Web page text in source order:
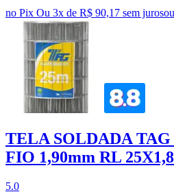
no Pix Ou 3x de R$ 90,17 sem jurosou
TELA SOLDADA
FIO 1,90mm RL
5.0